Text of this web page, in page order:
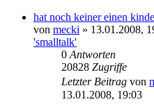
hat noch keiner einen
von mecki » 13.01.2008,
'smalltalk'
0 Antworten
20828 Zugriffe
Letzter Beitrag von
13.01.2008, 19:03